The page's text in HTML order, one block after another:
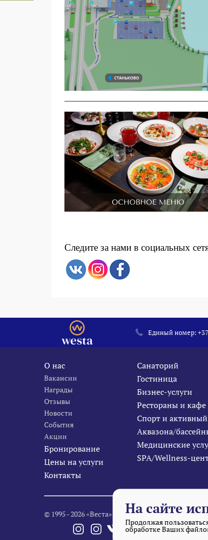
Следите за нами в социальных
Единый номер:
О нас
Вакансии
Награды
Отзывы
Новости
События
Акции
Бронирование
Цены на услуги
Контакты
Санаторий
Гостиница
Бизнес-услуги
Рестораны и кафе
Спорт и
Аквазона/
Медицинские
SPA/Wellness-
© 1995 - 2026 «Веста» Все права защищены.
На сайте
Продолжая
обработке Ваших